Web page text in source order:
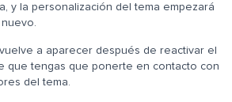
y la personalización del tema empezará
a aparecer después de reactivar el
que tengas que ponerte en contacto con
del tema.